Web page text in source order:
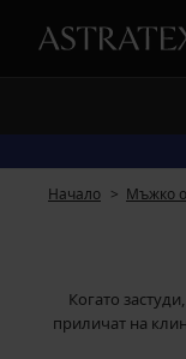
Начало Мъжко
Когато
приличат на